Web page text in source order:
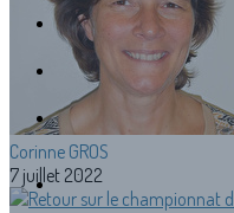
Corinne GROS
7 juillet 2022